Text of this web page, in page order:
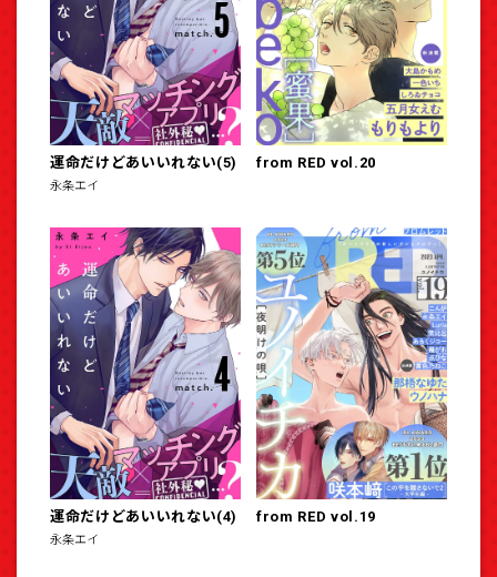
運命だけどあいいれない(5)
永条エイ
from RED vol.20
運命だけどあいいれない(4)
永条エイ
from RED vol.19